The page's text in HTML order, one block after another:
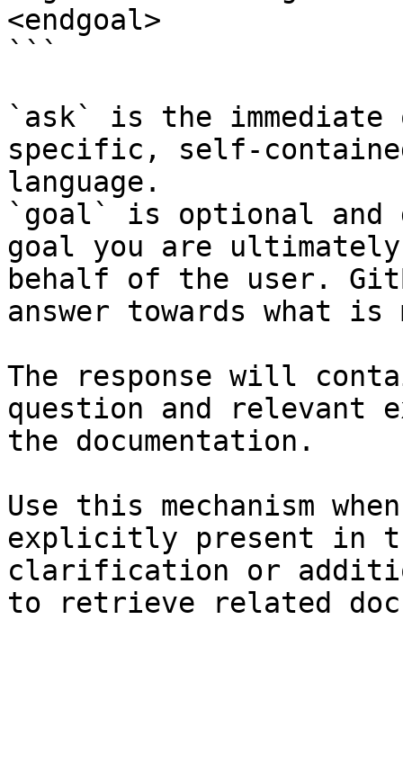
<endgoal>
```
`ask` is the
specific, self-
language.
`goal` is optional and
goal you are
behalf of the user.
answer towards what
The response will
question and relevant
the documentation.
Use this mechanism
explicitly present in
clarification or